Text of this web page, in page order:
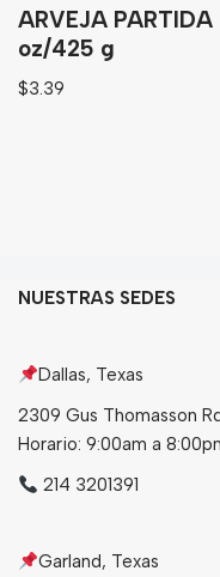
ARVEJA PARTIDA
oz/425 g
$3.39
NUESTRAS SEDES
Dallas, Texas
2309 Gus Thomasson
Horario: 9:00am a
214 3201391
Garland, Texas